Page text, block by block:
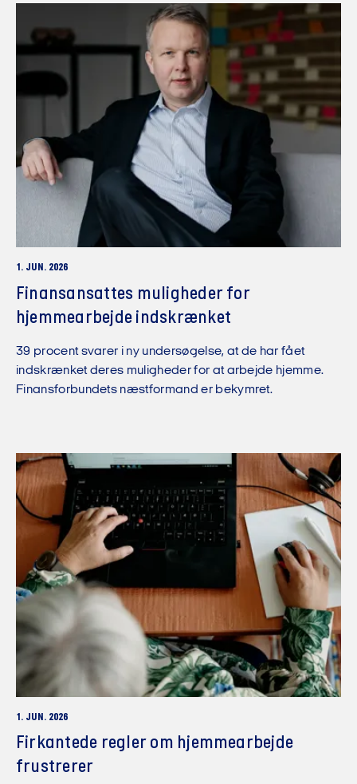
1. JUN. 2026
Finansansattes muligheder for
hjemmearbejde indskrænket
39 procent svarer i ny undersøgelse, at de har fået
indskrænket deres muligheder for at arbejde hjemme.
Finansforbundets næstformand er bekymret.
1. JUN. 2026
Firkantede regler om hjemmearbejde
frustrerer